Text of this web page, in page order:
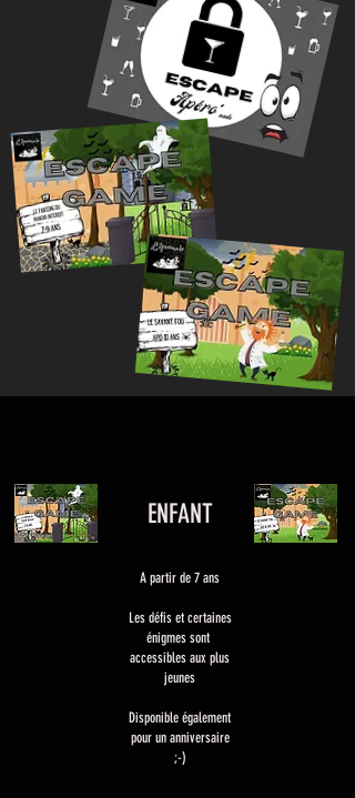
ENFANT
A partir de 7 ans
Les défis et certaines
énigmes sont
accessibles aux plus
jeunes
Disponible également
pour un anniversaire
;-)